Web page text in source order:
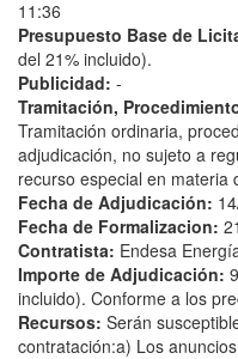
11:36
Presupuesto Base de
del 21% incluido).
Publicidad: -
Tramitación,
Tramitación ordinaria,
adjudicación, no sujeto a
recurso especial en materia
Fecha de Adjudicación:
Fecha de Formalizacion:
Contratista: Endesa
Importe de Adjudicación:
incluido). Conforme a los
Recursos: Serán
contratación:a) Los